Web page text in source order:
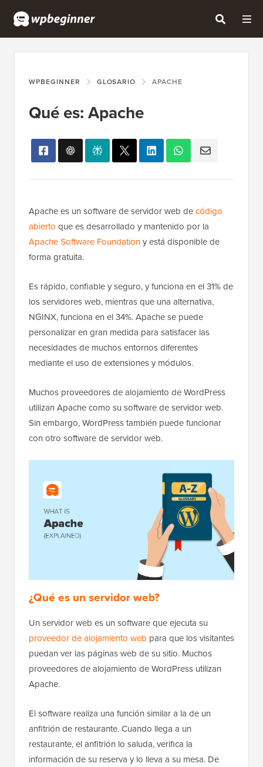
WPBEGINNER GLOSARIO APACHE
Qué es: Apache
Apache es un software de servidor web decódigo
abierto que es desarrollado y mantenido por la
Apache Software Foundationy está disponible de
forma gratuita.
Es rápido, confiable y seguro, y funciona en el 31% de
los servidores web, mientras que una alternativa,
NGINX, funciona en el 34%. Apache se puede
personalizar en gran medida para satisfacer las
necesidades de muchos entornos diferentes
mediante el uso de extensiones y módulos.
Muchos proveedores de alojamiento de WordPress
utilizan Apache como su software de servidor web.
Sin embargo, WordPress también puede funcionar
con otro software de servidor web.
¿Qué es un servidor web?
Un servidor web es un software que ejecuta su
proveedor de alojamiento web para que los visitantes
puedan ver las páginas web de su sitio. Muchos
proveedores de alojamiento de WordPress utilizan
Apache.
El software realiza una función similar a la de un
anfitrión de restaurante. Cuando llega a un
restaurante, el anfitrión lo saluda, verifica la
información de su reserva y lo lleva a su mesa. De